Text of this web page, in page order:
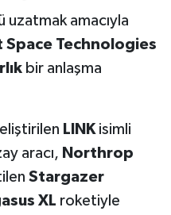
uzatmak amacıyla
Space Technologies
bir anlaşma
LINKisimli
aracı, Northrop
Stargazer
XL roketiyle